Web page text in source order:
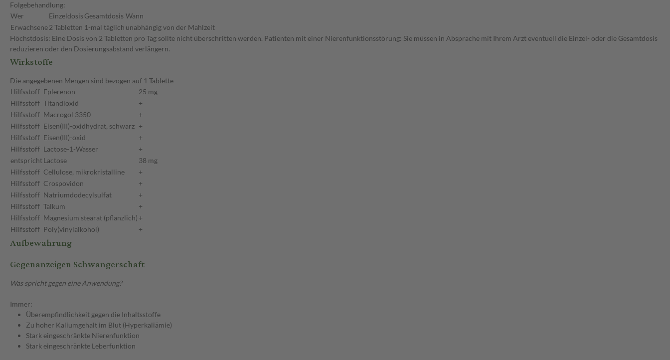
Folgebehandlung:
Wer
Einzeldosis Gesamtdosis Wann
Erwachsene2 Tabletten 1-mal täglich unabhängig von der Mahlzeit
Höchstdosis: Eine Dosis von 2 Tabletten pro Tag sollte nicht überschritten werden. Patienten mit einer Nierenfunktionsstörung: Sie müssen in Absprache mit Ihrem Arzt eventuell die Einzel- oder die Gesamtdosis
reduzieren oder den Dosierungsabstand verlängern.
Wirkstoffe
Die angegebenen Mengen sind bezogen auf 1 Tablette
Hilfsstoff Eplerenon
25 mg
Hilfsstoff Titandioxid
+
Hilfsstoff Macrogol 3350
+
Hilfsstoff Eisen(III)-oxidhydrat, schwarz +
Hilfsstoff Eisen(III)-oxid
+
Hilfsstoff Lactose-1-Wasser
+
entsprichtLactose
38 mg
Hilfsstoff Cellulose, mikrokristalline
+
Hilfsstoff Crospovidon
+
Hilfsstoff Natriumdodecylsulfat
+
Hilfsstoff Talkum
+
Hilfsstoff Magnesium stearat (pflanzlich) +
Hilfsstoff Poly(vinylalkohol) +
Aufbewahrung
Gegenanzeigen Schwangerschaft
Was spricht gegen eine Anwendung?
Immer:
Überempfindlichkeit gegen die Inhaltsstoffe
Zu hoher Kaliumgehalt im Blut (Hyperkaliämie)
Stark eingeschränkte Nierenfunktion
Stark eingeschränkte Leberfunktion